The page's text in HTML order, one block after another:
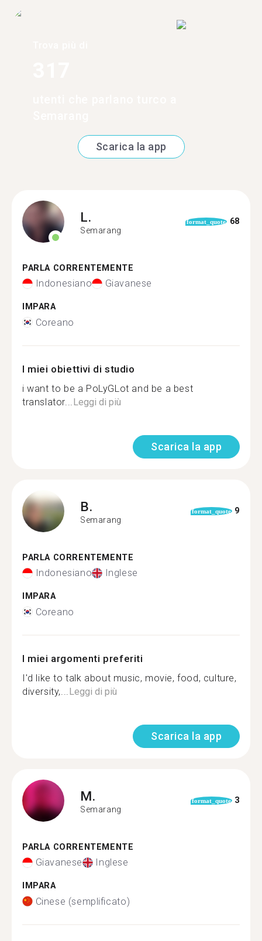
Scarica la app
L.
Semarang
format_quote 68
PARLA CORRENTEMENTE
Indonesiano Giavanese
IMPARA
Coreano
I miei obiettivi di studio
i want to be a PoLyGLot and be a best
translator... Leggi di più
Scarica la app
B.
Semarang
format_quote 9
PARLA CORRENTEMENTE
Indonesiano Inglese
IMPARA
Coreano
I miei argomenti preferiti
I'd like to talk about music, movie, food, culture,
diversity,... Leggi di più
Scarica la app
M.
Semarang
format_quote 3
PARLA CORRENTEMENTE
Giavanese Inglese
IMPARA
Cinese (semplificato)